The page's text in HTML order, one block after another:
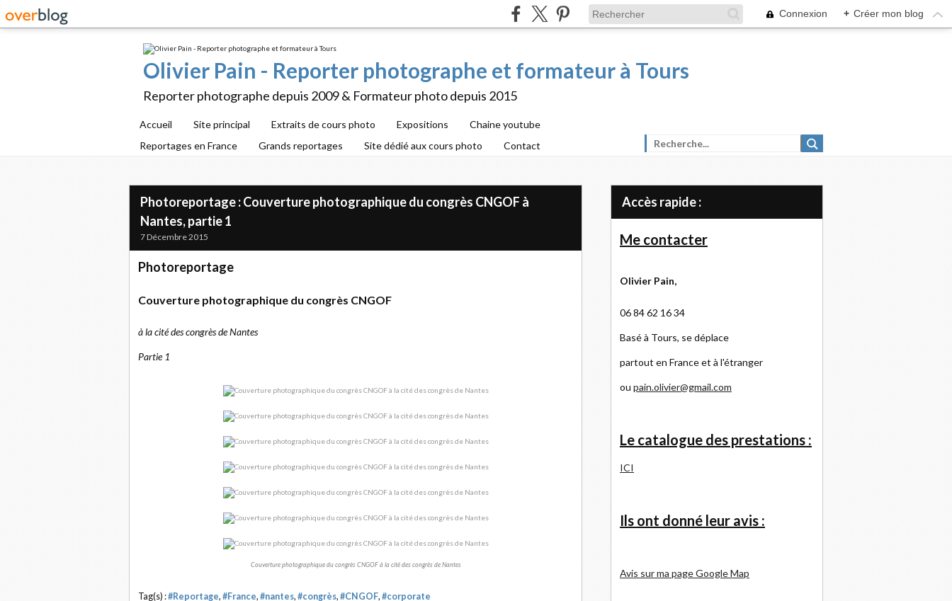
Connexion + Créer mon blog
Olivier Pain - Reporter photographe et formateur à Tours
Reporter photographe depuis 2009 & Formateur photo depuis 2015
Accueil Site principal Extraits de cours photo Expositions
Chaine youtube
Reportages en France
Grands reportages Site dédié aux cours photo Contact
Photoreportage : Couverture photographique du congrès CNGOF à
Nantes, partie 1
7 Décembre 2015
Photoreportage
Couverture photographique du congrès CNGOF
à la cité des congrès de Nantes
Partie 1
Couverture photographique du congrès CNGOF à la cité des congrès de Nantes
Tag(s) :#Reportage, #France, #nantes, #congrès, #CNGOF, #corporate
Accès rapide :
Me contacter
Olivier Pain,
06 84 62 16 34
Basé à Tours, se déplace
partout en France et à l'étranger
ou pain.olivier@gmail.com
Le catalogue des prestations :
ICI
Ils ont donné leur avis :
Avis sur ma page Google Map